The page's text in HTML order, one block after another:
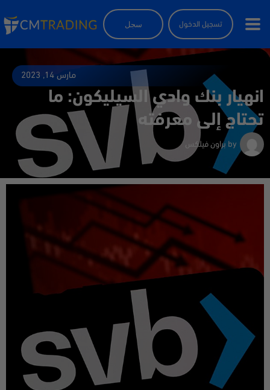
تسجيل الدخول سجل
مارس 14, 2023
انهيار بنك وادي السيليكون: ما
تحتاج إلى معرفته
by براون فيلكس